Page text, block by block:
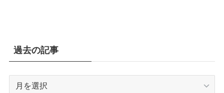
過去の記事